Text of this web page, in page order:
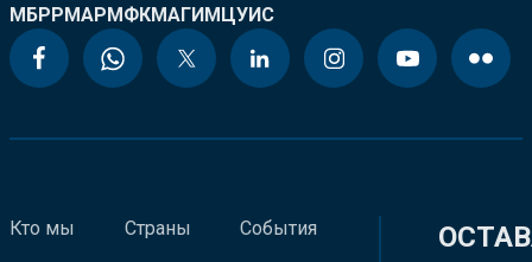
МБРРМАРМФКМАГИМЦУИС
Кто мы Страны События